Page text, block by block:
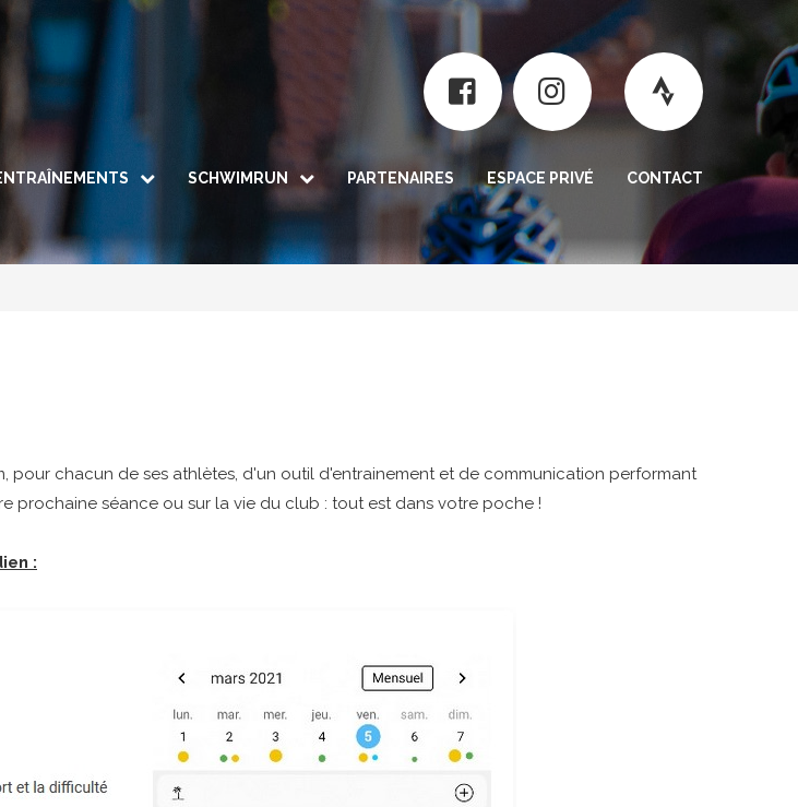
Groupe Adultes & Espoirs
SCHWIMRUN
Le Schwimrun
Info / programme
PARTENAIRES ESPACE PRIVÉ CONTACT
pour chacun de ses athlètes, d'un outil d'entrainement et de communication performant
prochaine séance ou sur la vie du club : tout est dans votre poche !
: